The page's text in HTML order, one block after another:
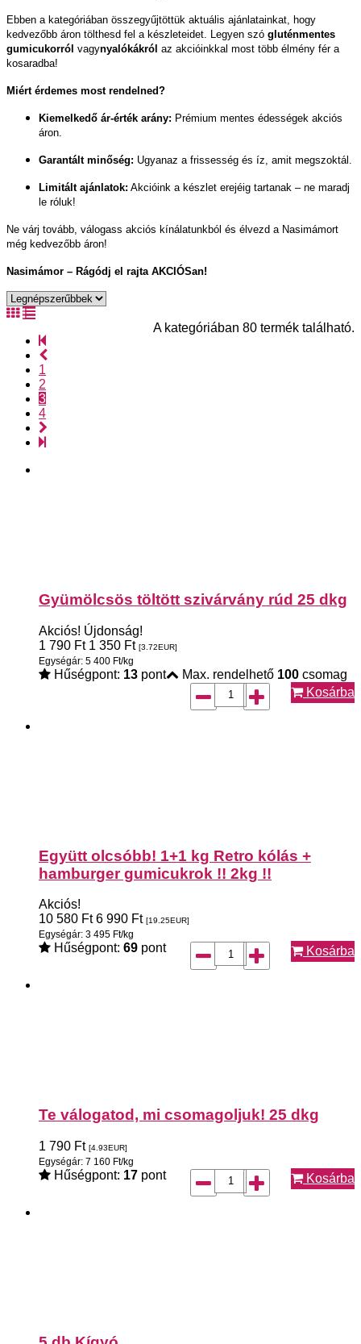
Ebben a kategóriában összegyűjtöttük aktuális ajánlatainkat, hogy
kedvezőbb áron tölthesd fel a készleteidet. Legyen szó gluténmentes
gumicukorról vagynyalókákról az akcióinkkal most több élmény fér a
kosaradba!
Miért érdemes most rendelned?
Kiemelkedő ár-érték arány: Prémium mentes édességek akciós
áron.
Garantált minőség: Ugyanaz a frissesség és íz, amit megszoktál.
Limitált ajánlatok: Akcióink a készlet erejéig tartanak – ne maradj
le róluk!
Ne várj tovább, válogass akciós kínálatunkból és élvezd a Nasimámort
még kedvezőbb áron!
Nasimámor – Rágódj el rajta AKCIÓSan!
A kategóriában 80 termék található.
1
2
3
4
Gyümölcsös töltött szivárvány rúd 25 dkg
Akciós! Újdonság!
1 790 Ft 1 350 Ft [3.72EUR]
Egységár: 5 400 Ft/kg
Hűségpont: 13 pont Max. rendelhető 100 csomag
Kosárba
Együtt olcsóbb! 1+1 kg Retro kólás +
hamburger gumicukrok !! 2kg !!
Akciós!
10 580 Ft 6 990 Ft [19.25EUR]
Egységár: 3 495 Ft/kg
Hűségpont: 69 pont Kosárba
Te válogatod, mi csomagoljuk! 25 dkg
1 790 Ft [4.93EUR]
Egységár: 7 160 Ft/kg
Hűségpont: 17 pont Kosárba